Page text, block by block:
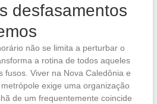
desfasamentos
não se limita a perturbar o
a rotina de todos aqueles
fusos. Viver na Nova Caledônia e
exige uma organização
de um frequentemente coincide